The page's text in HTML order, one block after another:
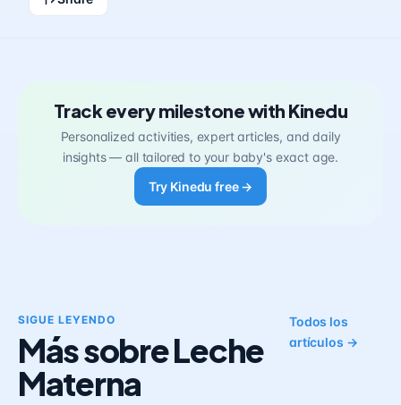
Track every milestone with Kinedu
Personalized activities, expert articles, and daily
insights — all tailored to your baby's exact age.
Try Kinedu free →
SIGUE LEYENDO
Más sobre Leche
Materna
Todos los
artículos →